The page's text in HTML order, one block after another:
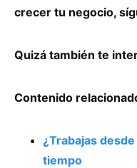
crecer tu negocio,
Quizá también te
Contenido
¿Trabajas
tiempo